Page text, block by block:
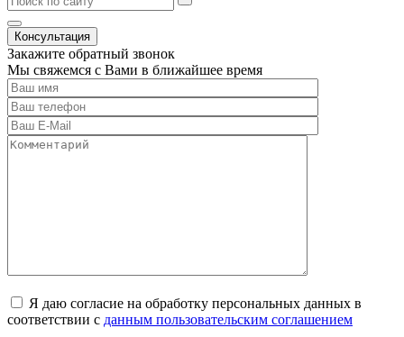
Консультация
Закажите обратный звонок
Мы свяжемся с Вами в ближайшее время
Я даю согласие на обработку персональных данных в
соответствии с данным пользовательским соглашением